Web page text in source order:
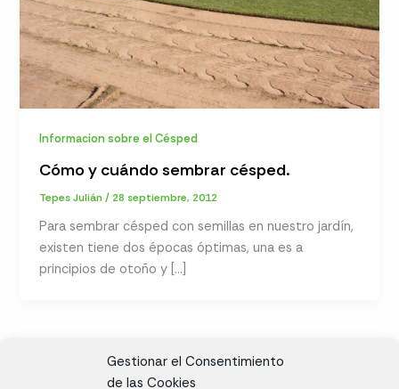
Gestionar el Consentimiento
de las Cookies
Informacion sobre el Césped
Cómo y cuándo sembrar césped.
Tepes Julián/ 28 septiembre, 2012
Para sembrar césped con semillas en nuestro jardín,
existen tiene dos épocas óptimas, una es a
principios de otoño y […]